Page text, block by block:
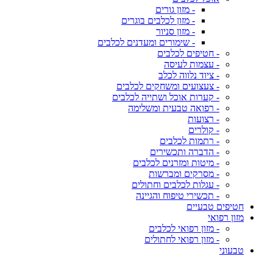
- מזון גורים
- מזון לכלבים בוגרים
- מזון סניור
- שימורים ומעדנים לכלבים
- חטיפים לכלבים
- עצמות לעיסה
- ציוד נלווה לכלב
- צעצועים ומשחקים לכלבים
- קערות אוכל ושתייה לכלבים
- רפואה טבעית ומשלימה
- רצועות
- קולרים
- רתמות לכלבים
- הדברה ותכשירים
- מיטות ומזרנים לכלבים
- מסרקים ומברשות
- עגלות לכלבים וחתולים
- תכשירי טיפוח והגיינה
חטיפים טבעיים
מזון רפואי
- מזון רפואי לכלבים
- מזון רפואי לחתולים
טבעוני